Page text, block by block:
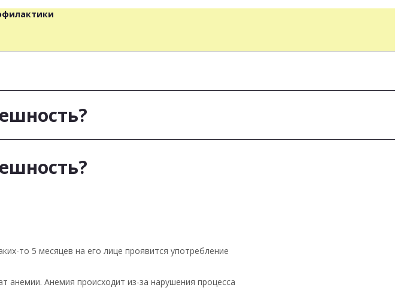
то 5 месяцев на его лице проявится употребление
Анемия происходит из-за нарушения процесса